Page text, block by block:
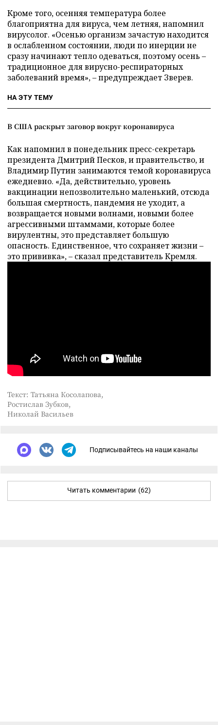
Кроме того, осенняя температура более
благоприятна для вируса, чем летняя, напомнил
вирусолог. «Осенью организм зачастую находится
в ослабленном состоянии, люди по инерции не
сразу начинают тепло одеваться, поэтому осень –
традиционное для вирусно-респираторных
заболеваний время», – предупреждает Зверев.
НА ЭТУ ТЕМУ
В США раскрыт заговор вокруг коронавируса
Как напомнил в понедельник пресс-секретарь
президента Дмитрий Песков, и правительство, и
Владимир Путин занимаются темой коронавируса
ежедневно. «Да, действительно, уровень
вакцинации непозволительно маленький, отсюда
большая смертность, пандемия не уходит, а
возвращается новыми волнами, новыми более
агрессивными штаммами, которые более
вирулентны, это представляет большую
опасность. Единственное, что сохраняет жизни –
это прививка», – сказал представитель Кремля.
Текст: Татьяна Косолапова,
Ростислав Зубков,
Николай Васильев
Подписывайтесь на наши каналы
Читать комментарии (62)